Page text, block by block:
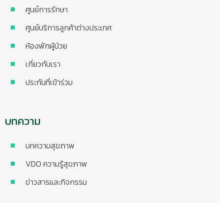
ศูนย์การรักษา
ศูนย์บริการลูกค้าต่างประเทศ
ห้องพักผู้ป่วย
เกี่ยวกับเรา
ประกันที่เข้าร่วม
บทความ
บทความสุขภาพ
VDO ความรู้สุขภาพ
ข่าวสารและกิจกรรม